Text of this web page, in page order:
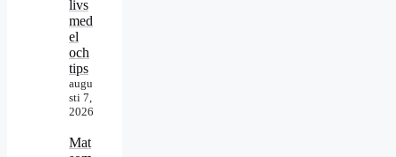
livs
med
el
och
tips
augu
sti 7,
2026
Mat